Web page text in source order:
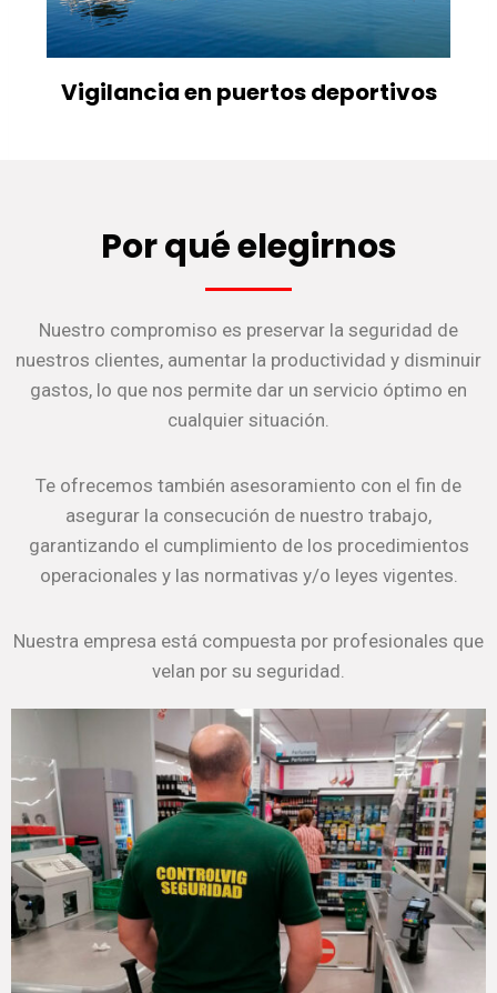
Vigilancia en puertos deportivos
Por qué elegirnos
Nuestro compromiso es preservar la seguridad de
nuestros clientes, aumentar la productividad y disminuir
gastos, lo que nos permite dar un servicio óptimo en
cualquier situación.
Te ofrecemos también asesoramiento con el fin de
asegurar la consecución de nuestro trabajo,
garantizando el cumplimiento de los procedimientos
operacionales y las normativas y/o leyes vigentes.
Nuestra empresa está compuesta por profesionales que
velan por su seguridad.